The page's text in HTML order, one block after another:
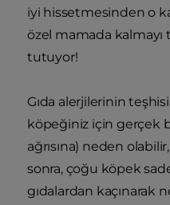
iyi hissetmesinden o
özel mamada kalmayı
tutuyor!
Gıda alerjilerinin
köpeğiniz için gerçek
ağrısına) neden
sonra, çoğu köpek
gıdalardan kaçınarak